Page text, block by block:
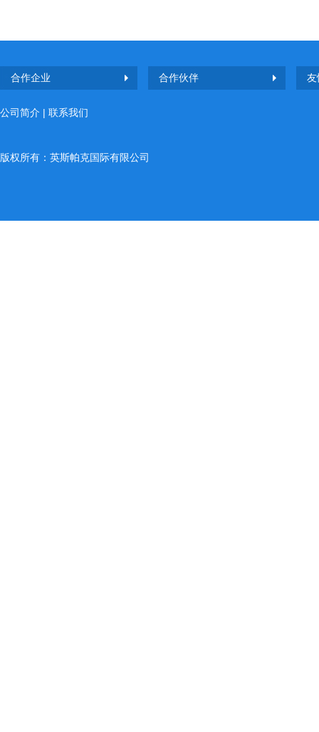
合作企业 合作伙伴 友
公司简介 | 联系我们
版权所有：英斯帕克国际有限公司